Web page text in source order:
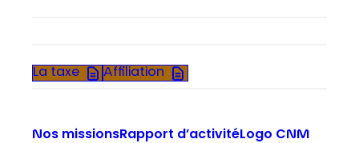
La taxe Affiliation
Nos missionsRapport d’activitéLogo CNM